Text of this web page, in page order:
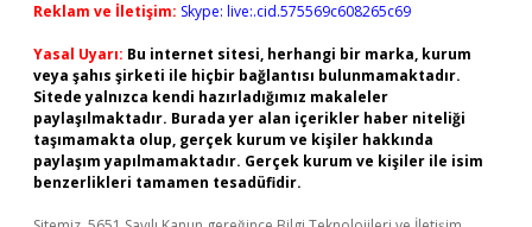
Reklam ve İletişim: Skype: live:.cid.575569c608265c69
Yasal Uyarı: Bu internet sitesi, herhangi bir marka, kurum
veya şahıs şirketi ile hiçbir bağlantısı bulunmamaktadır.
Sitede yalnızca kendi hazırladığımız makaleler
paylaşılmaktadır. Burada yer alan içerikler haber niteliği
taşımamakta olup, gerçek kurum ve kişiler hakkında
paylaşım yapılmamaktadır. Gerçek kurum ve kişiler ile isim
benzerlikleri tamamen tesadüfidir.